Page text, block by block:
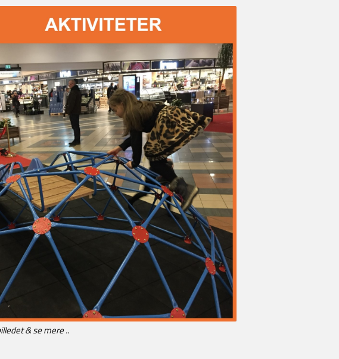
& se mere ..